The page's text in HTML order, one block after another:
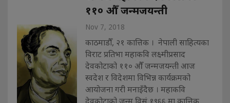
११० औँ जन्मजयन्ती
Nov 7, 2018
काठमाडौँ, २१ कात्तिक । नेपाली साहित्यका
विराट प्रतिभा महाकवि लक्ष्मीप्रसाद
देवकोटाको ११० औँ जन्मजयन्ती आज
स्वदेश र विदेशमा विभिन्न कार्यक्रमको
आयोजना गरी मनाइँदैछ । महाकवि